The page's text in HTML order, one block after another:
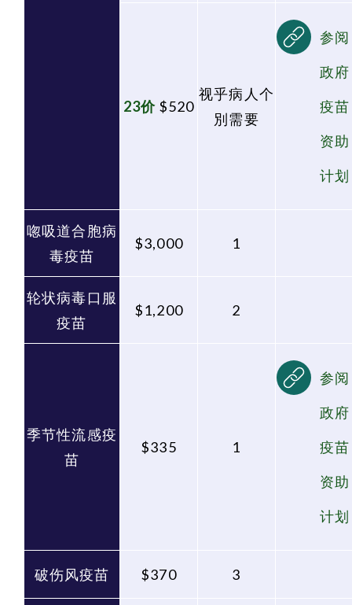
23价 $520
视乎病人个
別需要
参阅
政府
疫苗
资助
计划
唿吸道合胞病
毒疫苗
$3,000 1
轮状病毒口服
疫苗
$1,200 2
季节性流感疫
苗
$335 1
参阅
政府
疫苗
资助
计划
破伤风疫苗 $370 3